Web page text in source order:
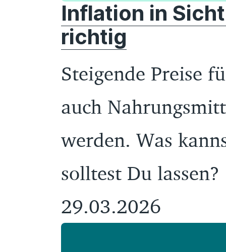
Inflation in
richtig
Steigende Preise
auch
werden. Was
solltest Du lassen?
29.03.2026